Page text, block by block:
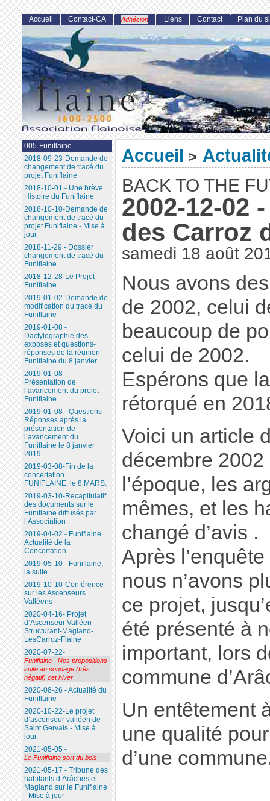
Accueil >
BACK TO THE
2002-12-02
des Carroz
samedi 18 août
Nous avons
de 2002, celui
beaucoup de
celui de 2002.
Espérons que
rétorqué en
Voici un article
décembre 2002
l’époque, les
mêmes, et les
changé d’avis .
Après
nous n’avons
ce projet,
été présenté à
important, lors
commune
Un entêtement
une qualité
d’une
Accueil Contact-CA Adhésion Liens Contact Plan du
005-Funiflaine
2018-09-23-Demande de
changement de tracé du
projet Funiflaine
2018-10-01 - Une brève
Histoire du Funiflaine
2018-10-10-Demande de
changement de tracé du
projet Funiflaine - Mise à
jour
2018-11-29 - Dossier
changement de tracé du
Funiflaine
2018-12-28-Le Projet
Funiflaine
2019-01-02-Demande de
modification du tracé du
Funiflaine
2019-01-08 -
Dactylographie des
exposés et questions-
réponses de la réunion
Funiflaine du 8 janvier
2019-01-08 -
Présentation de
l’avancement du projet
Funiflaine
2019-01-08 - Questions-
Réponses après la
présentation de
l’avancement du
Funiflaine le 8 janvier
2019
2019-03-08-Fin de la
concertation
FUNIFLAINE, le 8 MARS.
2019-03-10-Recapitulatif
des documents sur le
Funiflaine diffusés par
l’Association
2019-04-02 - Funiflaine
Actualité de la
Concertation
2019-05-10 - Funiflaine,
la suite
2019-10-10-Conférence
sur les Ascenseurs
Valléens
2020-04-16- Projet
d’Ascenseur Valléen
Structurant-Magland-
LesCarroz-Flaine
2020-07-22-
Funiflaine - Nos propositions
suite au sondage (très
négatif) cet hiver
2020-08-26 - Actualité du
Funiflaine
2020-10-22-Le projet
d’ascenseur valléen de
Saint Gervais - Mise à
jour
2021-05-05 -
Le Funiflaine sort du bois
2021-05-17 - Tribune des
habitants d’Arâches et
Magland sur le Funiflaine
- Mise à jour